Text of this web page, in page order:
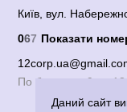
Київ, вул.
067 Показати
По будням с 9 до 18
Даний сайт